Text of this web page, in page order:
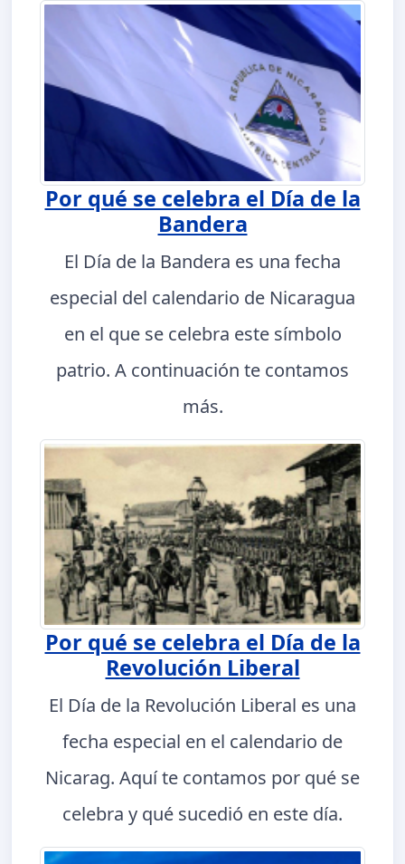
Por qué se celebra el Día de la
Bandera
El Día de la Bandera es una fecha
especial del calendario de Nicaragua
en el que se celebra este símbolo
patrio. A continuación te contamos
más.
Por qué se celebra el Día de la
Revolución Liberal
El Día de la Revolución Liberal es una
fecha especial en el calendario de
Nicarag. Aquí te contamos por qué se
celebra y qué sucedió en este día.